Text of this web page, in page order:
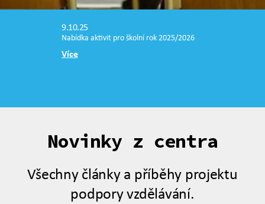
9.10.25
Nabídka aktivit pro školní rok 2025/2026
Více
Novinky z centra
Všechny články a příběhy projektu
podpory vzdělávání.